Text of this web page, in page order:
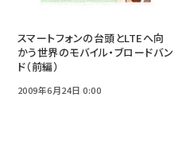
スマートフォンの台頭とLTEへ向
かう世界のモバイル・ブロードバン
ド（前編）
2009年6月24日 0:00